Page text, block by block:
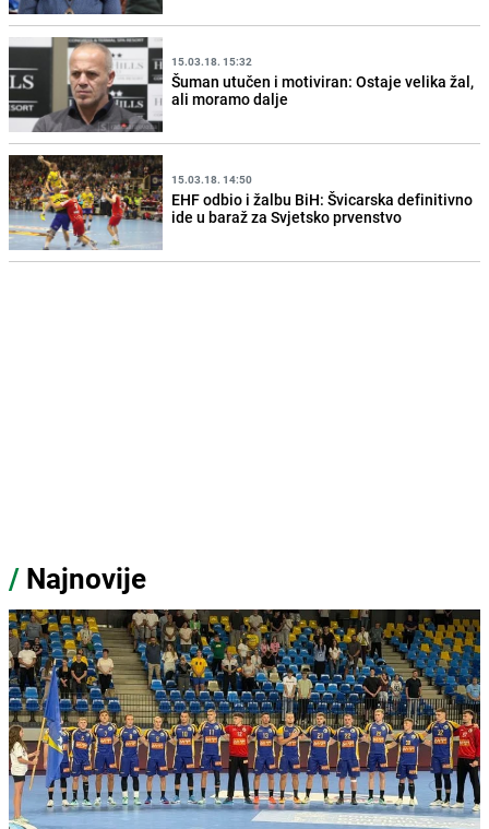
15.03.18. 15:32
Šuman utučen i motiviran: Ostaje velika žal,
ali moramo dalje
15.03.18. 14:50
EHF odbio i žalbu BiH: Švicarska definitivno
ide u baraž za Svjetsko prvenstvo
/ Najnovije